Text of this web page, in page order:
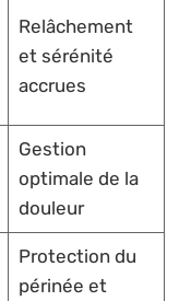
Relâchement
et sérénité
accrues
Gestion
optimale de la
douleur
Protection du
périnée et